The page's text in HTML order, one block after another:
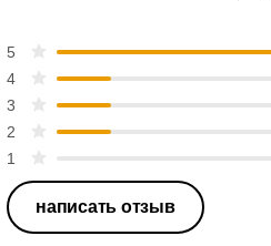
5
4
3
2
1
написать отзыв